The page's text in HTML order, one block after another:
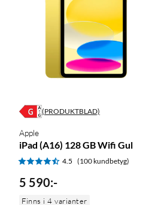
(PRODUKTBLAD)
Apple
iPad (A16) 128 GB Wifi Gul
4.5 (100 kundbetyg)
5 590:-
Finns i 4 varianter